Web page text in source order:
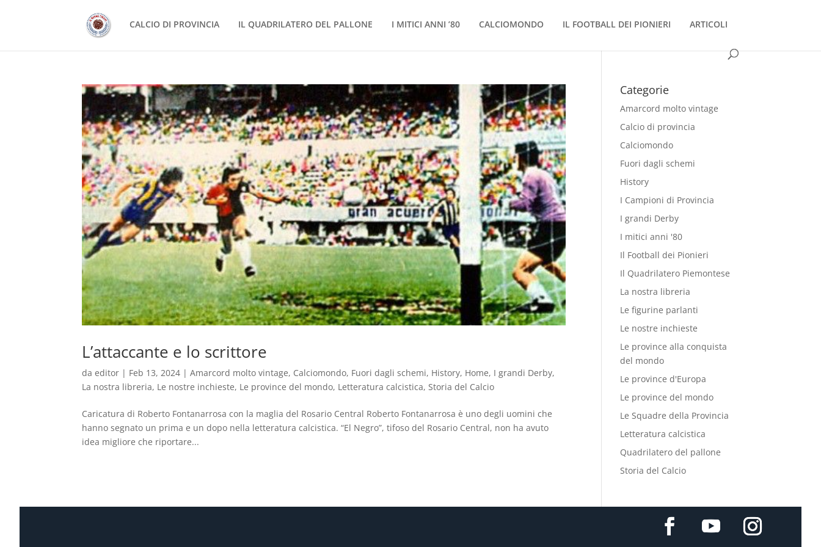
CALCIO DI PROVINCIA IL QUADRILATERO DEL PALLONE I MITICI ANNI ’80 CALCIOMONDO IL FOOTBALL DEI PIONIERI ARTICOLI
L’attaccante e lo scrittore
daeditor | Feb 13, 2024 |Amarcord molto vintage, Calciomondo, Fuori dagli schemi, History, Home, I grandi Derby,
La nostra libreria, Le nostre inchieste, Le province del mondo, Letteratura calcistica, Storia del Calcio
Caricatura di Roberto Fontanarrosa con la maglia del Rosario Central Roberto Fontanarrosa è uno degli uomini che
hanno segnato un prima e un dopo nella letteratura calcistica. “El Negro”, tifoso del Rosario Central, non ha avuto
idea migliore che riportare...
Categorie
Amarcord molto vintage
Calcio di provincia
Calciomondo
Fuori dagli schemi
History
I Campioni di Provincia
I grandi Derby
I mitici anni '80
Il Football dei Pionieri
Il Quadrilatero Piemontese
La nostra libreria
Le figurine parlanti
Le nostre inchieste
Le province alla conquista
del mondo
Le province d'Europa
Le province del mondo
Le Squadre della Provincia
Letteratura calcistica
Quadrilatero del pallone
Storia del Calcio